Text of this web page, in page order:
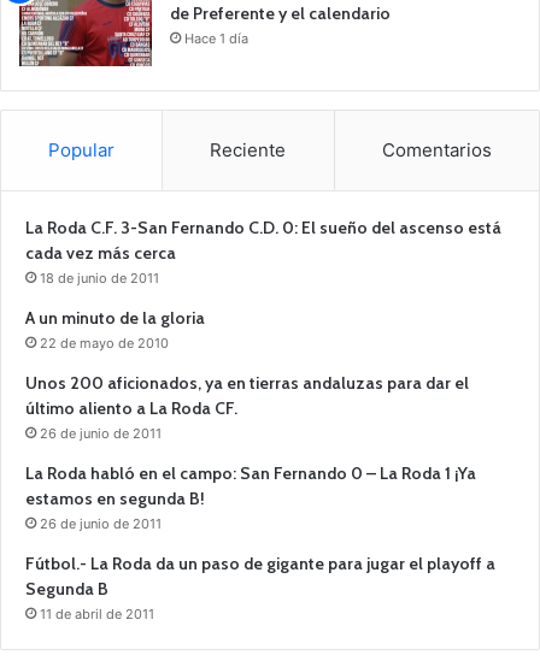
de Preferente y el calendario
Hace 1 día
Popular Reciente Comentarios
La Roda C.F. 3-San Fernando C.D. 0: El sueño del ascenso está
cada vez más cerca
18 de junio de 2011
A un minuto de la gloria
22 de mayo de 2010
Unos 200 aficionados, ya en tierras andaluzas para dar el
último aliento a La Roda CF.
26 de junio de 2011
La Roda habló en el campo: San Fernando 0 – La Roda 1 ¡Ya
estamos en segunda B!
26 de junio de 2011
Fútbol.- La Roda da un paso de gigante para jugar el playoff a
Segunda B
11 de abril de 2011